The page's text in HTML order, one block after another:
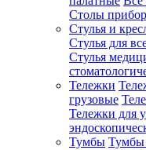
Столы
Стулья и
Стулья для
Стулья
Тележки
грузовые
Тележки для
Тумбы Тумбы